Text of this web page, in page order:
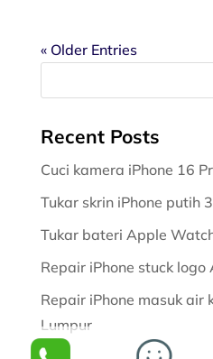
« Older Entries
Recent Posts
Cuci kamera iPhone 16
Tukar skrin iPhone putih
Tukar bateri Apple
Repair iPhone stuck logo
Repair iPhone masuk air
Lumpur